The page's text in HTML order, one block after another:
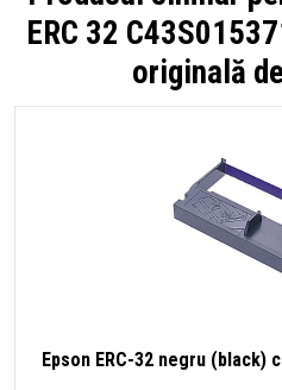
ERC 32
originală
Epson ERC-32 negru (black)